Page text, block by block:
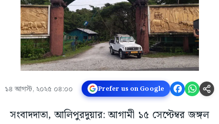
১৪ আগস্ট, ২০২৫ ০৪:০০ Prefer us on Google
সংবাদদাতা, আলিপুরদুয়ার: আগামী ১৫ সেপ্টেম্বর জঙ্গল